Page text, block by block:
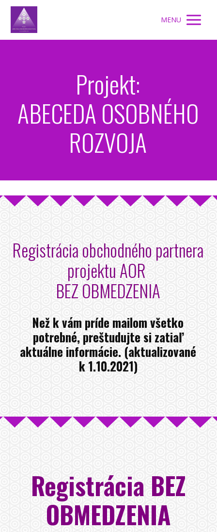
MENU
Projekt:
ABECEDA OSOBNÉHO
ROZVOJA
Registrácia obchodného partnera
projektu AOR
BEZ OBMEDZENIA
Než k vám príde mailom všetko
potrebné, preštudujte si zatiaľ
aktuálne informácie. (aktualizované
k 1.10.2021)
Registrácia BEZ
OBMEDZENIA